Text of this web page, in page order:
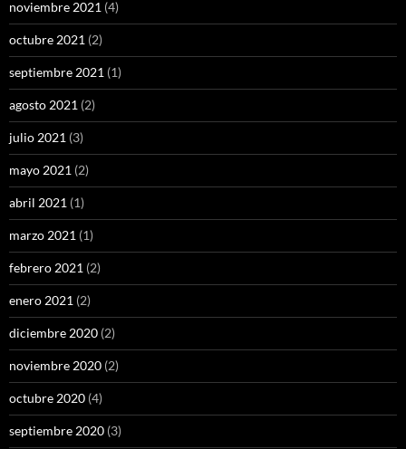
noviembre 2021 (4)
octubre 2021 (2)
septiembre 2021 (1)
agosto 2021 (2)
julio 2021 (3)
mayo 2021 (2)
abril 2021 (1)
marzo 2021 (1)
febrero 2021 (2)
enero 2021 (2)
diciembre 2020 (2)
noviembre 2020 (2)
octubre 2020 (4)
septiembre 2020 (3)